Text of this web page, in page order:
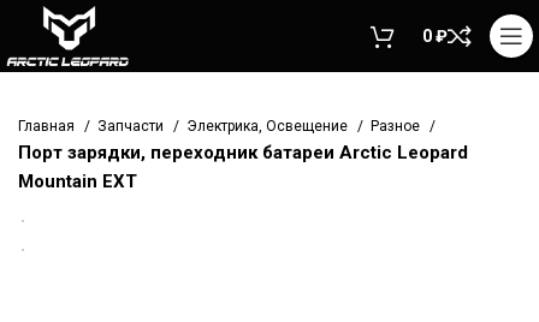
0₽
Главная Запчасти Электрика, Освещение Разное
Порт зарядки, переходник батареи Arctic Leopard
Mountain EXT